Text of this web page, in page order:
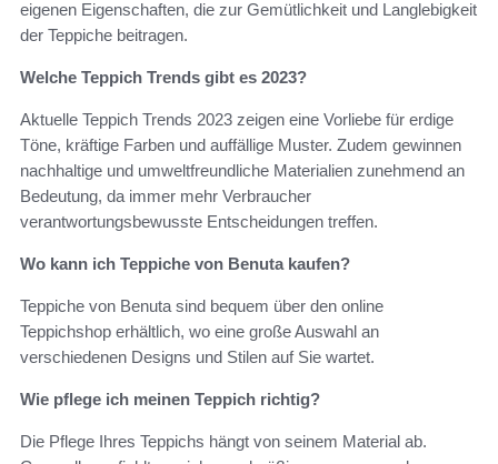
eigenen Eigenschaften, die zur Gemütlichkeit und Langlebigkeit
der Teppiche beitragen.
Welche Teppich Trends gibt es 2023?
Aktuelle Teppich Trends 2023 zeigen eine Vorliebe für erdige
Töne, kräftige Farben und auffällige Muster. Zudem gewinnen
nachhaltige und umweltfreundliche Materialien zunehmend an
Bedeutung, da immer mehr Verbraucher
verantwortungsbewusste Entscheidungen treffen.
Wo kann ich Teppiche von Benuta kaufen?
Teppiche von Benuta sind bequem über den online
Teppichshop erhältlich, wo eine große Auswahl an
verschiedenen Designs und Stilen auf Sie wartet.
Wie pflege ich meinen Teppich richtig?
Die Pflege Ihres Teppichs hängt von seinem Material ab.